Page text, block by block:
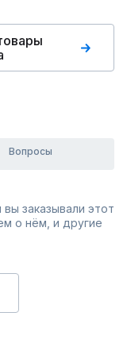
Вопросы
заказывали этот
о нём, и другие